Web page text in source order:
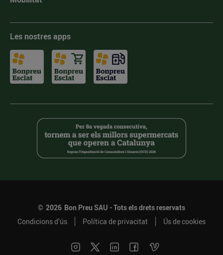
Les nostres apps
© 2026 Bon Preu SAU - Tots els drets reservats
Condicions d’ús
Política de privacitat Ús de cookies